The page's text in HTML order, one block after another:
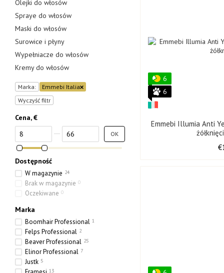
6
6
Emmebi Illumia Anti
Olejki do włosów
Spraye do włosów
Maski do włosów
Surowice i płyny
Wypełniacze do włosów
Kremy do włosów
Marka:
Emmebi Italia
Wyczyść filtr
Cena, €
Od Cena, €
Do Cena, € OK
Dostępność
W magazynie 24
Brak w magazynie 0
Oczekiwane 0
Marka
Boomhair Professional 1
Felps Professional 2
Beaver Professional 25
Elinor Professional 7
Justk 5
13